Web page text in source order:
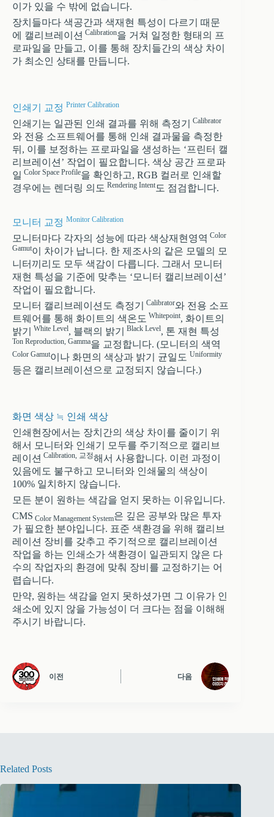
이가 있을 수 밖에 없습니다.
장치들마다 색공간과 색재현 특성이 다르기 때문
에 캘리브레이션 Calibration을 거쳐 일정한 형태의 프
로파일을 만들고, 이를 통해 장치들간의 색상 차이
가 최소인 상태를 만듭니다.
인쇄기 교정 Printer Calibration
인쇄기는 일관된 인쇄 결과를 위해 측정기 Calibrator
와 전용 소프트웨어를 통해 인쇄 결과물을 측정한
뒤, 이를 보정하는 프로파일을 생성하는 ‘프린터 캘
리브레이션’ 작업이 필요합니다. 색상 공간 프로파
일 Color Space Profile을 확인하고, RGB 컬러로 인쇄할
경우에는 렌더링 의도 Rendering Intent 도 점검합니다.
모니터 교정 Monitor Calibration
모니터마다 각자의 성능에 따라 색상재현영역 Color
Gamut이 차이가 납니다. 한 제조사의 같은 모델의 모
니터끼리도 모두 색감이 다릅니다. 그래서 모니터
재현 특성을 기준에 맞추는 ‘모니터 캘리브레이션’
작업이 필요합니다.
모니터 캘리브레이션도 측정기
Calibrator와 전용 소프
트웨어를 통해 화이트의 색온도 Whitepoint, 화이트의
밝기
White Level, 블랙의 밝기 Black Level, 톤 재현 특성
Ton Reproduction, Gamma을 교정합니다. (모니터의 색역
Color Gamut이나 화면의 색상과 밝기 균일도 Uniformity
등은 캘리브레이션으로 교정되지 않습니다.)
화면 색상 ≒ 인쇄 색상
인쇄현장에서는 장치간의 색상 차이를 줄이기 위
해서 모니터와 인쇄기 모두를 주기적으로 캘리브
레이션 Calibration, 교정해서 사용합니다. 이런 과정이
있음에도 불구하고 모니터와 인쇄물의 색상이
100% 일치하지 않습니다.
모든 분이 원하는 색감을 얻지 못하는 이유입니다.
CMS Color Management System은 깊은 공부와 많은 투자
가 필요한 분야입니다. 표준 색환경을 위해 캘리브
레이션 장비를 갖추고 주기적으로 캘리브레이션
작업을 하는 인쇄소가 색환경이 일관되지 않은 다
수의 작업자의 환경에 맞춰 장비를 교정하기는 어
렵습니다.
만약, 원하는 색감을 얻지 못하셨가면 그 이유가 인
쇄소에 있지 않을 가능성이 더 크다는 점을 이해해
주시기 바랍니다.
이전 다음
Related Posts